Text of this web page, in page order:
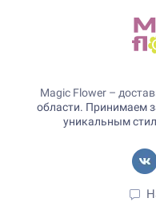
Magic Flower –
области. Принимаем
уникальным